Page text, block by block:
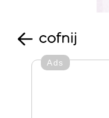
cofnij
Ads